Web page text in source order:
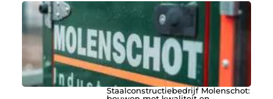
Staalconstructiebedrijf Molenschot: